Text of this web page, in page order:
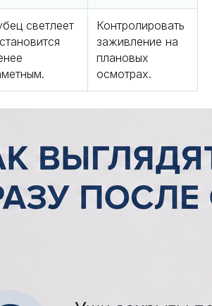
светлеет
Контролировать
заживление на
плановых
осмотрах.